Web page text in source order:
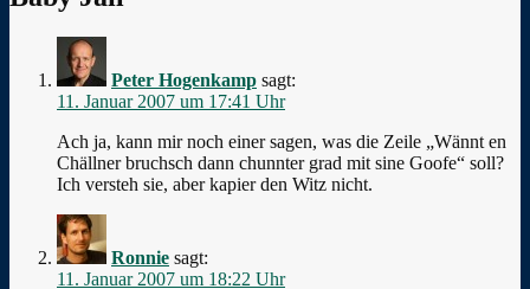
Peter Hogenkamp sagt:
11. Januar 2007 um 17:41 Uhr
Ach ja, kann mir noch einer sagen, was die Zeile „Wännt en
Chällner bruchsch dann chunnter grad mit sine Goofe“ soll?
Ich versteh sie, aber kapier den Witz nicht.
Ronnie sagt:
11. Januar 2007 um 18:22 Uhr